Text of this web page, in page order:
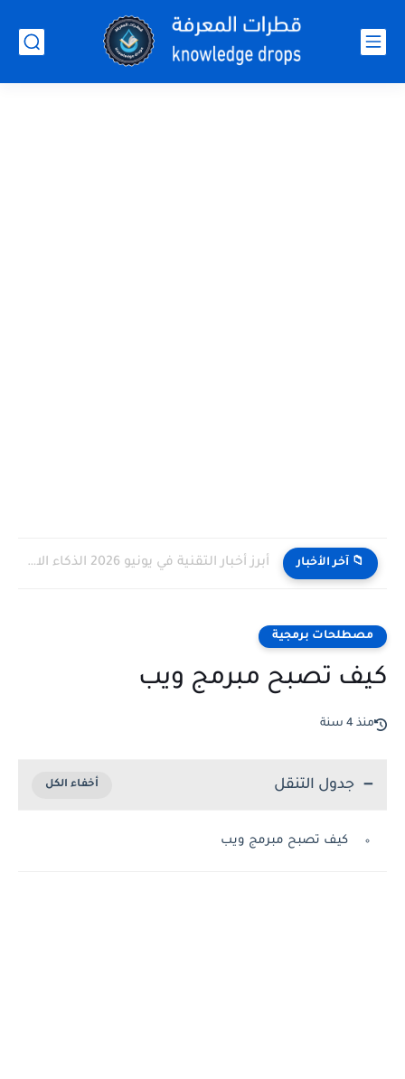
📁 آخر الأخبار أبرز أخبار التقنية في يونيو 2026 الذكاء الاصطناعي يقود المنافسة...
مصطلحات برمجية
كيف تصبح مبرمج ويب
منذ 4 سنة
جدول التنقل
كيف تصبح مبرمج ويب